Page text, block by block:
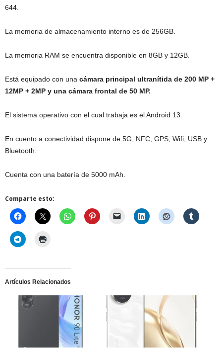
644.
La memoria de almacenamiento interno es de 256GB.
La memoria RAM se encuentra disponible en 8GB y 12GB.
Está equipado con una cámara principal ultranítida de 200 MP +
12MP + 2MP y una cámara frontal de 50 MP.
El sistema operativo con el cual trabaja es el Android 13.
En cuento a conectividad dispone de 5G, NFC, GPS, Wifi, USB y
Bluetooth.
Cuenta con una batería de 5000 mAh.
Comparte esto:
Artículos Relacionados